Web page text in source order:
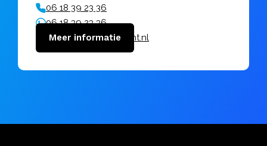
06 18 39 23 36
06 18 39 23 36
bakkers@vanuitkracht.nl
Meer informatie